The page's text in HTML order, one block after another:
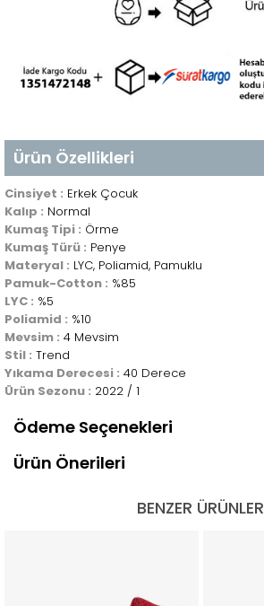
Ürün Özellikleri
Cinsiyet : Erkek Çocuk
Kalıp : Normal
Kumaş Tipi : Örme
Kumaş Türü : Penye
Materyal : LYC, Poliamid, Pamuklu
Pamuk-Cotton : %85
LYC : %5
Poliamid : %10
Mevsim : 4 Mevsim
Stil : Trend
Yıkama Derecesi : 40 Derece
Ürün Sezonu : 2022 / 1
Ödeme Seçenekleri
Ürün Önerileri
BENZER ÜRÜNLER